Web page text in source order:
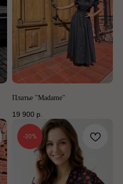
Платье "Madame"
19 900 р.
-30%